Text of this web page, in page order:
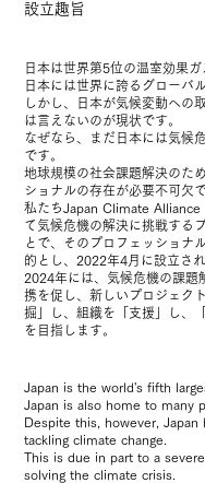
設立趣旨
日本は世界第5位の温室効果ガ
日本には世界に誇るグローバ
しかし、日本が気候変動への
は言えないのが現状です。
なぜなら、まだ日本には気候
です。
地球規模の社会課題解決のた
ショナルの存在が必要不可欠で
私たちJapan Climate Alliance
て気候危機の解決に挑戦する
とで、そのプロフェッショナ
的とし、2022年4月に設立され
2024年には、気候危機の課題
携を促し、新しいプロジェク
掘」し、組織を「支援」し、
を目指します。
Japan is the world's fifth
Japan is also home to many
Despite this, however,
tackling climate change.
This is due in part to a
solving the climate crisis.